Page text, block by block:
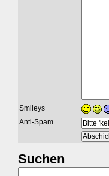
Smileys
Anti-Spam
Suchen